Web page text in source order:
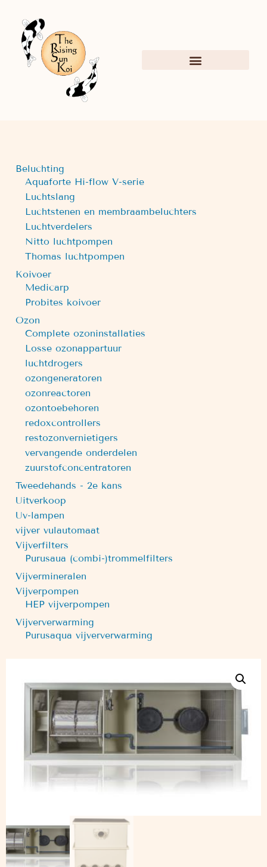
Beluchting
Aquaforte Hi-flow V-serie
Luchtslang
Luchtstenen en membraambeluchters
Luchtverdelers
Nitto luchtpompen
Thomas luchtpompen
Koivoer
Medicarp
Probites koivoer
Ozon
Complete ozoninstallaties
Losse ozonappartuur
luchtdrogers
ozongeneratoren
ozonreactoren
ozontoebehoren
redoxcontrollers
restozonvernietigers
vervangende onderdelen
zuurstofconcentratoren
Tweedehands - 2e kans
Uitverkoop
Uv-lampen
vijver vulautomaat
Vijverfilters
Purusaua (combi-)trommelfilters
Vijvermineralen
Vijverpompen
HEP vijverpompen
Vijververwarming
Purusaqua vijververwarming